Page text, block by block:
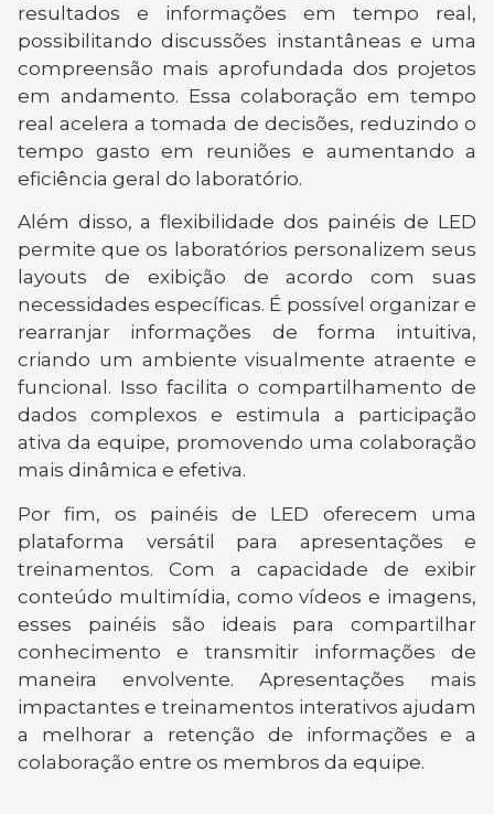
resultados e informações em tempo real,
possibilitando discussões instantâneas e uma
compreensão mais aprofundada dos projetos
em andamento. Essa colaboração em tempo
real acelera a tomada de decisões, reduzindo o
tempo gasto em reuniões e aumentando a
eficiência geral do laboratório.
Além disso, a flexibilidade dos painéis de LED
permite que os laboratórios personalizem seus
layouts de exibição de acordo com suas
necessidades específicas. É possível organizar e
rearranjar informações de forma intuitiva,
criando um ambiente visualmente atraente e
funcional. Isso facilita o compartilhamento de
dados complexos e estimula a participação
ativa da equipe, promovendo uma colaboração
mais dinâmica e efetiva.
Por fim, os painéis de LED oferecem uma
plataforma versátil para apresentações e
treinamentos. Com a capacidade de exibir
conteúdo multimídia, como vídeos e imagens,
esses painéis são ideais para compartilhar
conhecimento e transmitir informações de
maneira envolvente. Apresentações mais
impactantes e treinamentos interativos ajudam
a melhorar a retenção de informações e a
colaboração entre os membros da equipe.